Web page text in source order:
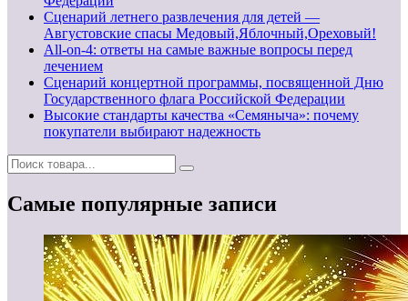
Сценарий летнего развлечения для детей —
Августовские спасы Медовый,Яблочный,Ореховый!
All-on-4: ответы на самые важные вопросы перед
лечением
Сценарий концертной программы, посвященной Дню
Государственного флага Российской Федерации
Высокие стандарты качества «Семяныча»: почему
покупатели выбирают надежность
Самые популярные записи